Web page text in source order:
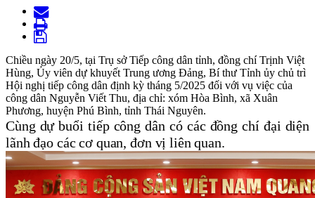
Chiều ngày 20/5, tại Trụ sở Tiếp công dân tỉnh, đồng chí Trịnh Việt
Hùng, Ủy viên dự khuyết Trung ương Đảng, Bí thư Tỉnh ủy chủ trì
Hội nghị tiếp công dân định kỳ tháng 5/2025 đối với vụ việc của
công dân Nguyễn Viết Thu, địa chỉ: xóm Hòa Bình, xã Xuân
Phương, huyện Phú Bình, tỉnh Thái Nguyên.
Cùng dự buổi tiếp công dân có các đồng chí đại diện
lãnh đạo các cơ quan, đơn vị liên quan.